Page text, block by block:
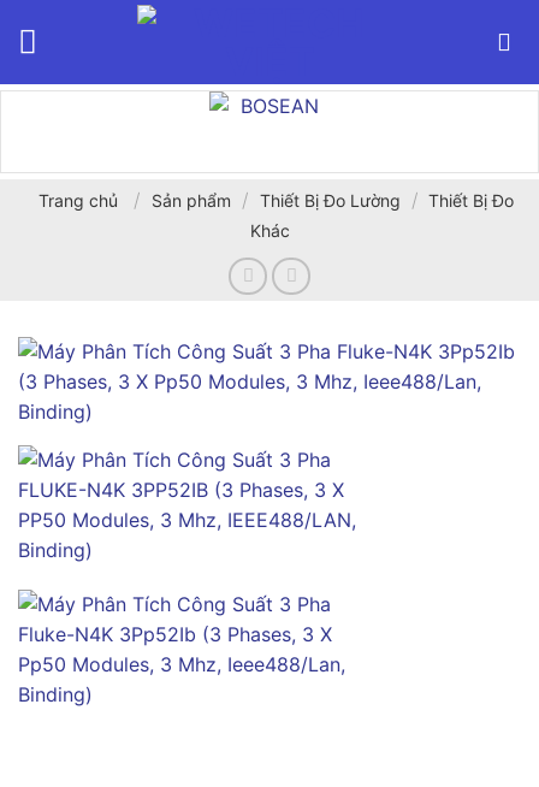
Trang chủ / Sản phẩm / Thiết Bị Đo Lường / Thiết Bị Đo
Khác